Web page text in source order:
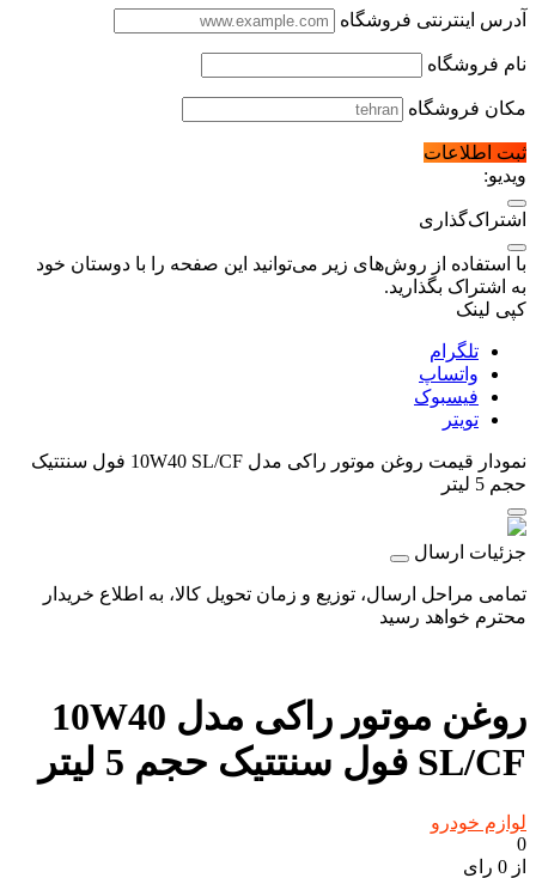
آدرس اینترنتی فروشگاه
نام فروشگاه
مکان فروشگاه
ثبت اطلاعات
ویدیو:
اشتراک‌گذاری
با استفاده از روش‌های زیر می‌توانید این صفحه را با دوستان خود
به اشتراک بگذارید.
کپی لینک
تلگرام
واتساپ
فیسبوک
تویتر
نمودار قیمت
روغن موتور راکی مدل 10W40 SL/CF فول سنتتیک
حجم 5 لیتر
جزئیات ارسال
تمامی مراحل ارسال، توزیع و زمان تحویل کالا، به اطلاع خریدار
محترم خواهد رسید
روغن موتور راکی مدل 10W40
SL/CF فول سنتتیک حجم 5 لیتر
لوازم خودرو
0
از 0 رای